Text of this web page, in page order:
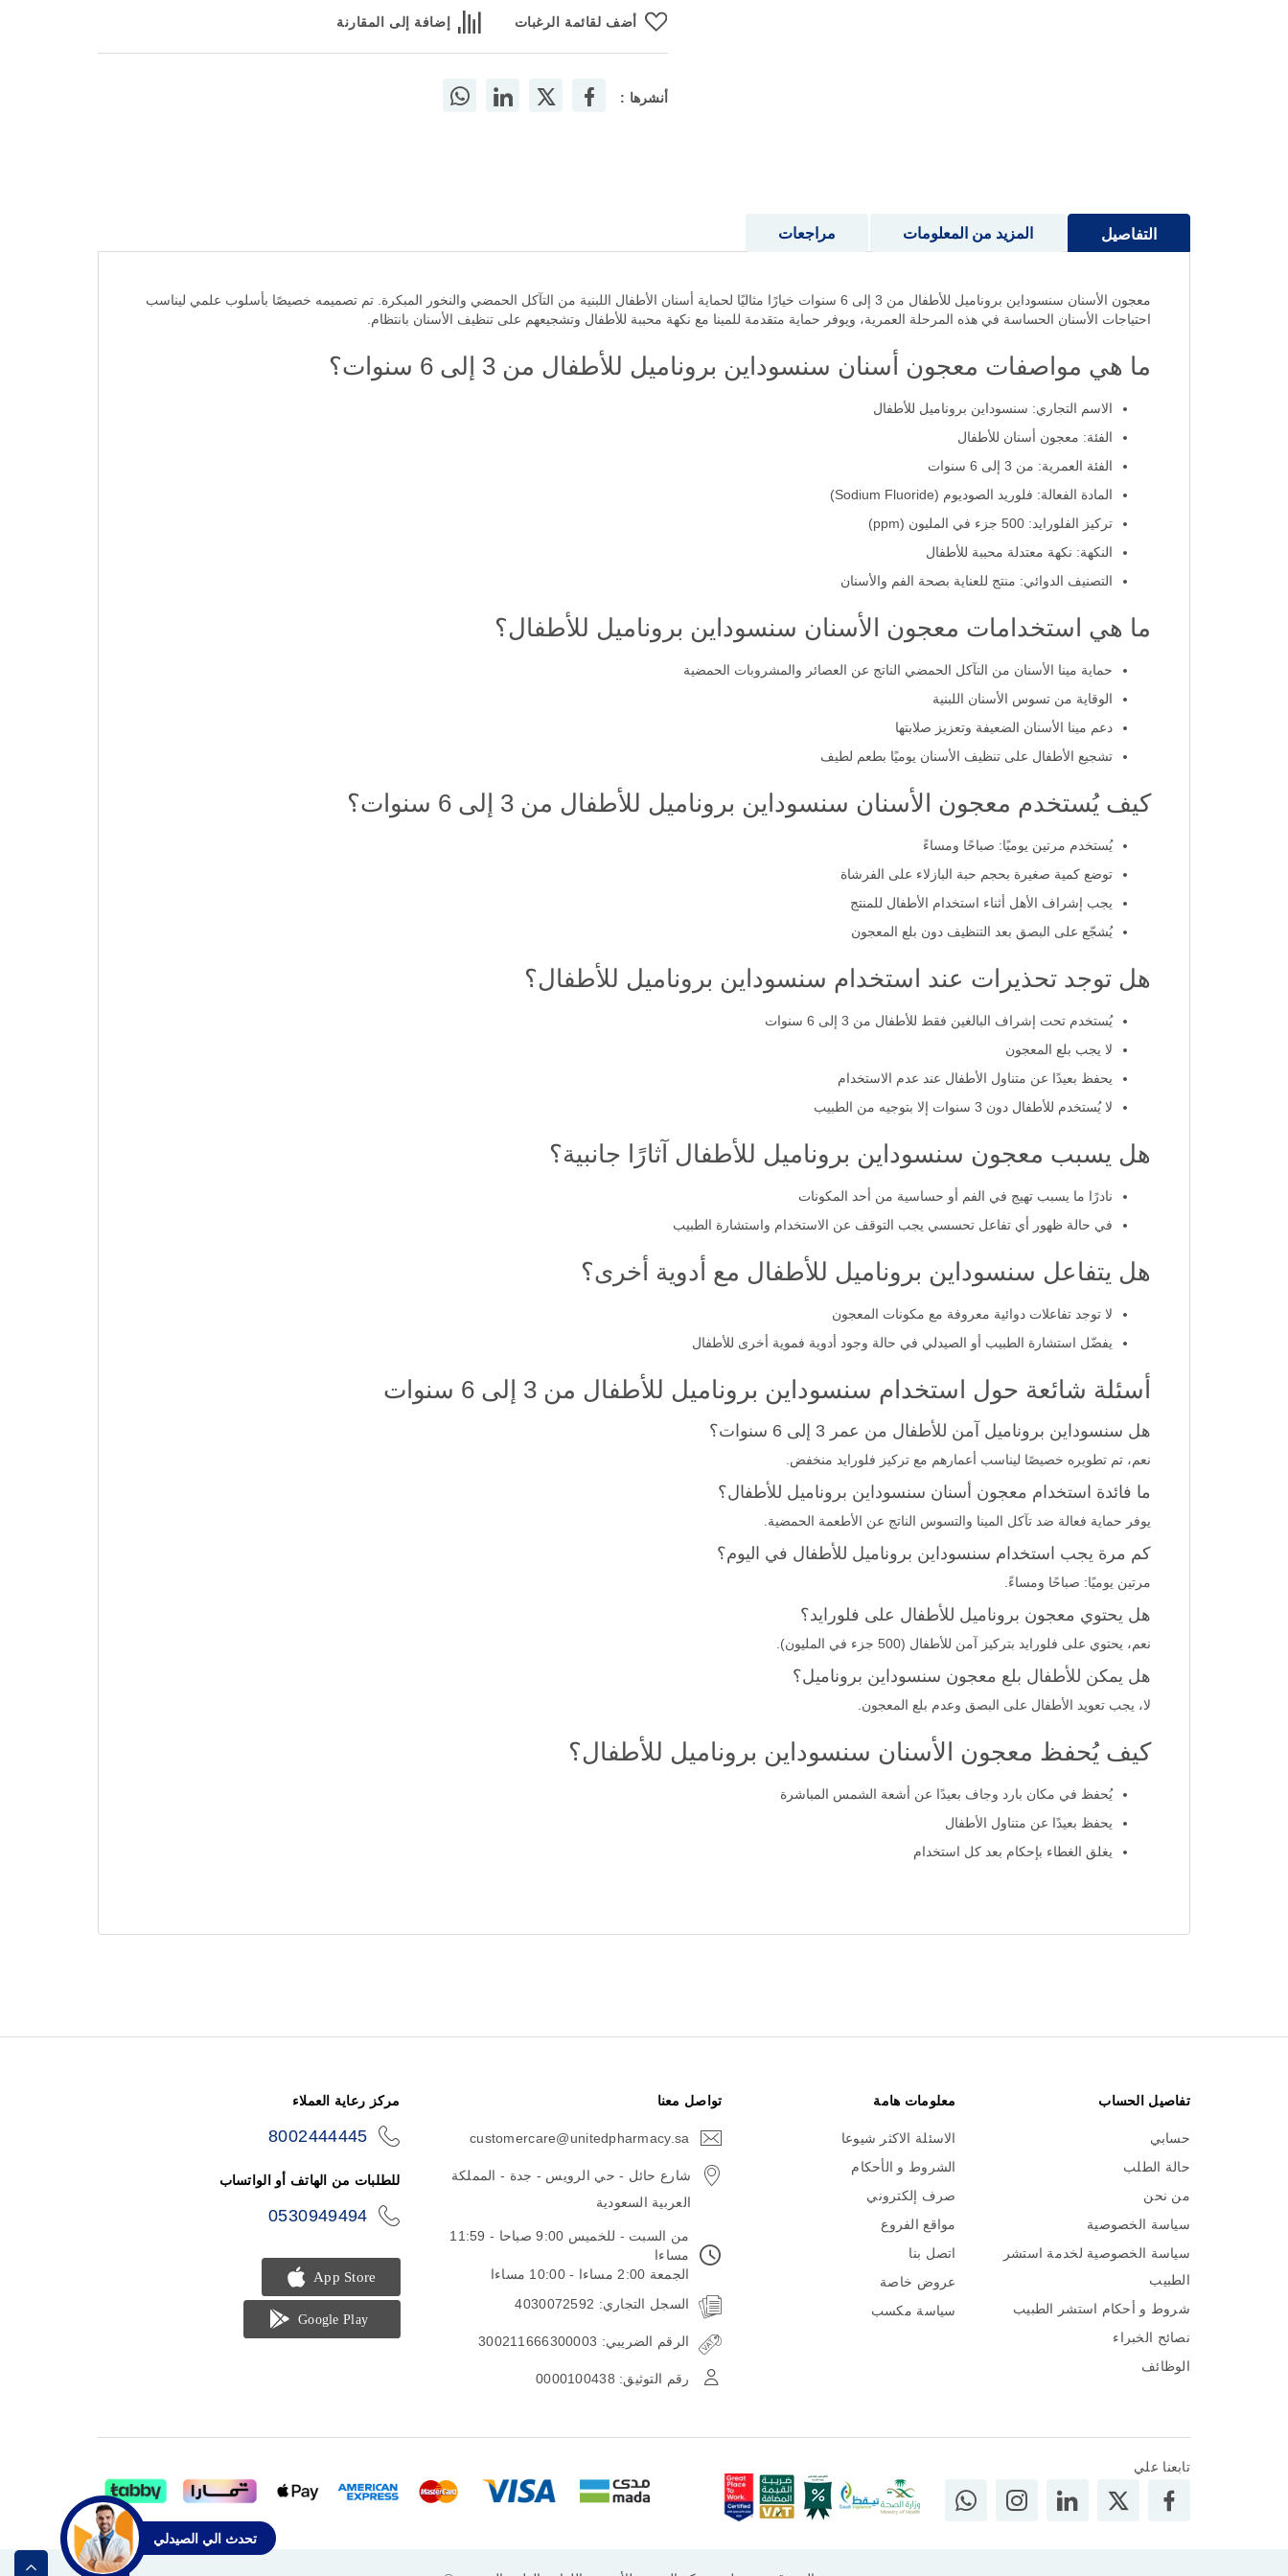
أضف لقائمة الرغبات إضافة إلى المقارنة
أنشرها :
التفاصيل
معجون الأسنان سنسوداين بروناميل للأطفال من 3 إلى 6 سنوات خيارًا مثاليًا لحماية أسنان الأطفال اللبنية من التآكل الحمضي والنخور المبكرة. تم تصميمه خصيصًا بأسلوب علمي ليناسب
احتياجات الأسنان الحساسة في هذه المرحلة العمرية، ويوفر حماية متقدمة للمينا مع نكهة محببة للأطفال وتشجيعهم على تنظيف الأسنان بانتظام.
ما هي مواصفات معجون أسنان سنسوداين بروناميل للأطفال من 3 إلى 6 سنوات؟
الاسم التجاري: سنسوداين بروناميل للأطفال
الفئة: معجون أسنان للأطفال
الفئة العمرية: من 3 إلى 6 سنوات
المادة الفعالة: فلوريد الصوديوم (Sodium Fluoride)
تركيز الفلورايد: 500 جزء في المليون (ppm)
النكهة: نكهة معتدلة محببة للأطفال
التصنيف الدوائي: منتج للعناية بصحة الفم والأسنان
ما هي استخدامات معجون الأسنان سنسوداين بروناميل للأطفال؟
حماية مينا الأسنان من التآكل الحمضي الناتج عن العصائر والمشروبات الحمضية
الوقاية من تسوس الأسنان اللبنية
دعم مينا الأسنان الضعيفة وتعزيز صلابتها
تشجيع الأطفال على تنظيف الأسنان يوميًا بطعم لطيف
كيف يُستخدم معجون الأسنان سنسوداين بروناميل للأطفال من 3 إلى 6 سنوات؟
يُستخدم مرتين يوميًا: صباحًا ومساءً
توضع كمية صغيرة بحجم حبة البازلاء على الفرشاة
يجب إشراف الأهل أثناء استخدام الأطفال للمنتج
يُشجّع على البصق بعد التنظيف دون بلع المعجون
هل توجد تحذيرات عند استخدام سنسوداين بروناميل للأطفال؟
يُستخدم تحت إشراف البالغين فقط للأطفال من 3 إلى 6 سنوات
لا يجب بلع المعجون
يحفظ بعيدًا عن متناول الأطفال عند عدم الاستخدام
لا يُستخدم للأطفال دون 3 سنوات إلا بتوجيه من الطبيب
هل يسبب معجون سنسوداين بروناميل للأطفال آثارًا جانبية؟
نادرًا ما يسبب تهيج في الفم أو حساسية من أحد المكونات
في حالة ظهور أي تفاعل تحسسي يجب التوقف عن الاستخدام واستشارة الطبيب
هل يتفاعل سنسوداين بروناميل للأطفال مع أدوية أخرى؟
لا توجد تفاعلات دوائية معروفة مع مكونات المعجون
يفضّل استشارة الطبيب أو الصيدلي في حالة وجود أدوية فموية أخرى للأطفال
أسئلة شائعة حول استخدام سنسوداين بروناميل للأطفال من 3 إلى 6 سنوات
هل سنسوداين بروناميل آمن للأطفال من عمر 3 إلى 6 سنوات؟
نعم، تم تطويره خصيصًا ليناسب أعمارهم مع تركيز فلورايد منخفض.
ما فائدة استخدام معجون أسنان سنسوداين بروناميل للأطفال؟
يوفر حماية فعالة ضد تآكل المينا والتسوس الناتج عن الأطعمة الحمضية.
كم مرة يجب استخدام سنسوداين بروناميل للأطفال في اليوم؟
مرتين يوميًا: صباحًا ومساءً.
هل يحتوي معجون بروناميل للأطفال على فلورايد؟
نعم، يحتوي على فلورايد بتركيز آمن للأطفال (500 جزء في المليون).
هل يمكن للأطفال بلع معجون سنسوداين بروناميل؟
لا، يجب تعويد الأطفال على البصق وعدم بلع المعجون.
كيف يُحفظ معجون الأسنان سنسوداين بروناميل للأطفال؟
يُحفظ في مكان بارد وجاف بعيدًا عن أشعة الشمس المباشرة
يحفظ بعيدًا عن متناول الأطفال
يغلق الغطاء بإحكام بعد كل استخدام
المزيد من المعلومات مراجعات
تحدث الي الصيدلي
تفاصيل الحساب
حسابي
حالة الطلب
من نحن
سياسة الخصوصية
سياسة الخصوصية لخدمة استشر
الطبيب
شروط و أحكام استشر الطبيب
نصائح الخبراء
الوظائف
معلومات هامة
الاسئلة الاكثر شيوعا
الشروط و الأحكام
صرف إلكتروني
مواقع الفروع
اتصل بنا
عروض خاصة
سياسة مكسب
تواصل معنا
customercare@unitedpharmacy.sa
شارع حائل - حي الرويس - جدة - المملكة
العربية السعودية
من السبت - للخميس 9:00 صباحا - 11:59
مساءا
الجمعة 2:00 مساءا - 10:00 مساءا
السجل التجاري: 4030072592
الرقم الضريبي: 300211666300003
رقم التوثيق: 0000100438
مركز رعاية العملاء
8002444445
للطلبات من الهاتف أو الواتساب
0530949494
تابعنا علي